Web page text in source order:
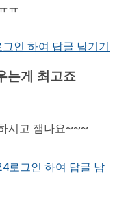
ㅠ
그인 하여 답글 남기기
는게 최고죠
시고 잼나요~~~
로그인 하여 답글 남